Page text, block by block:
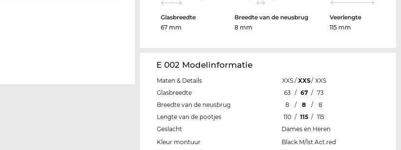
Glasbreedte
67 mm
Breedte van de neusbrug
8 mm
Veerlengte
115 mm
E 002 Modelinformatie
Maten & Details XXS / XXS/ XXS
Glasbreedte
63 / 67 / 73
Breedte van de neusbrug
8 / 8 /
8
Lengte van de pootjes
110 / 115 / 115
Geslacht
Dames en Heren
Kleur montuur
Black M/lst Act.red